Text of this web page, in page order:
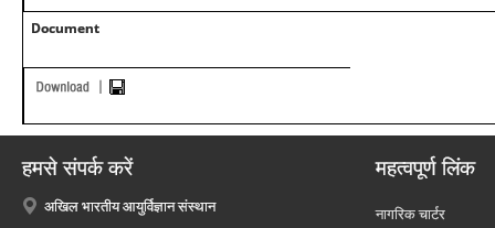
Document
हमसे संपर्क करें
अखिल भारतीय आयुर्विज्ञान संस्थान
महत्वपूर्ण लिंक
नागरिक चार्टर